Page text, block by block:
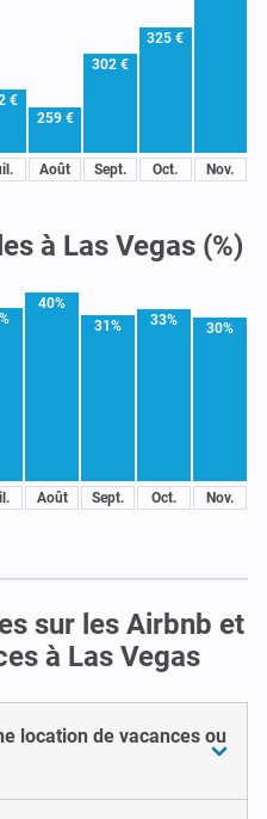
€
259 €
Août
302 €
Sept.
325 €
Oct. Nov.
à Las Vegas (%)
40%
Août
31%
Sept.
33%
Oct.
30%
Nov.
sur les Airbnb et
à Las Vegas
location de vacances ou